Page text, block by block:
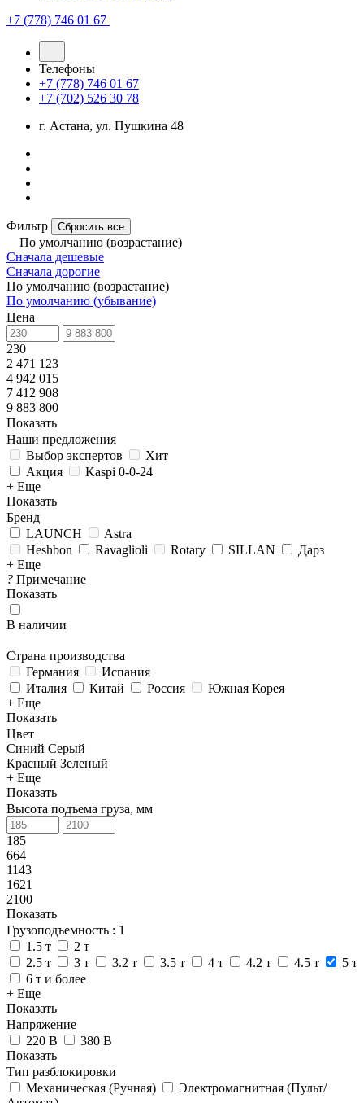
+7 (778) 746 01 67
Телефоны
+7 (778) 746 01 67
+7 (702) 526 30 78
г. Астана, ул. Пушкина 48
Фильтр Сбросить все
По умолчанию (возрастание)
Сначала дешевые
Сначала дорогие
По умолчанию (возрастание)
По умолчанию (убывание)
Цена
230
2 471 123
4 942 015
7 412 908
9 883 800
Показать
Наши предложения
Выбор экспертов
Хит
Акция
Kaspi 0-0-24
+ Еще
Показать
Бренд
LAUNCH
Astra
Heshbon
Ravaglioli Rotary SILLAN
Дарз
+ Еще
? Примечание
Показать
В наличии
Страна производства
Германия
Испания
Италия
Китай Россия
Южная Корея
+ Еще
Показать
Цвет
Синий Серый
Красный Зеленый
+ Еще
Показать
Высота подъема груза, мм
185
664
1143
1621
2100
Показать
Грузоподъемность : 1
1.5 т
2 т
2.5 т
3 т 3.2 т 3.5 т 4 т 4.2 т 4.5 т
5 т
6 т и более
+ Еще
Показать
Напряжение
220 В
380 В
Показать
Тип разблокировки
Механическая (Ручная)
Электромагнитная (Пульт/